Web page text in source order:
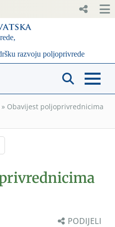
» Obavijest poljoprivrednicima
PODIJELI